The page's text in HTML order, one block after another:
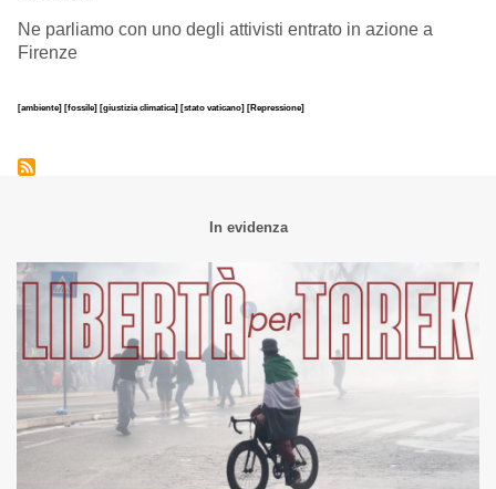
Ne parliamo con uno degli attivisti entrato in azione a
Firenze
[ambiente] [fossile] [giustizia climatica] [stato vaticano] [Repressione]
In evidenza